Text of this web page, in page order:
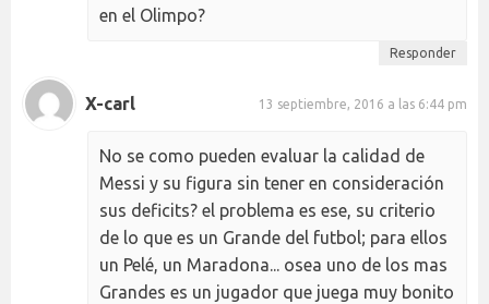
en el Olimpo?
Responder
X-carl 13 septiembre, 2016 a las 6:44 pm
No se como pueden evaluar la calidad de
Messi y su figura sin tener en consideración
sus deficits? el problema es ese, su criterio
de lo que es un Grande del futbol; para ellos
un Pelé, un Maradona... osea uno de los mas
Grandes es un jugador que juega muy bonito